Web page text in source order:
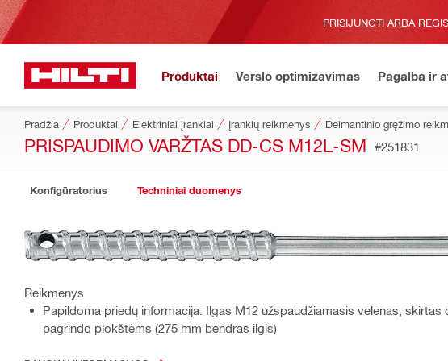
PRISIJUNGTI ARBA
Produktai Verslo optimizavimas Pagalba ir
Pradžia Produktai Elektriniai įrankiai Įrankių reikmenys Deimantinio gręžimo
PRISPAUDIMO VARŽTAS DD-CS M12L-SM #251831
Konfigūratorius Techniniai duomenys
Reikmenys
Papildoma priedų informacija: Ilgas M12 užspaudžiamasis velenas, skirtas
pagrindo plokštėms (275 mm bendras ilgis)